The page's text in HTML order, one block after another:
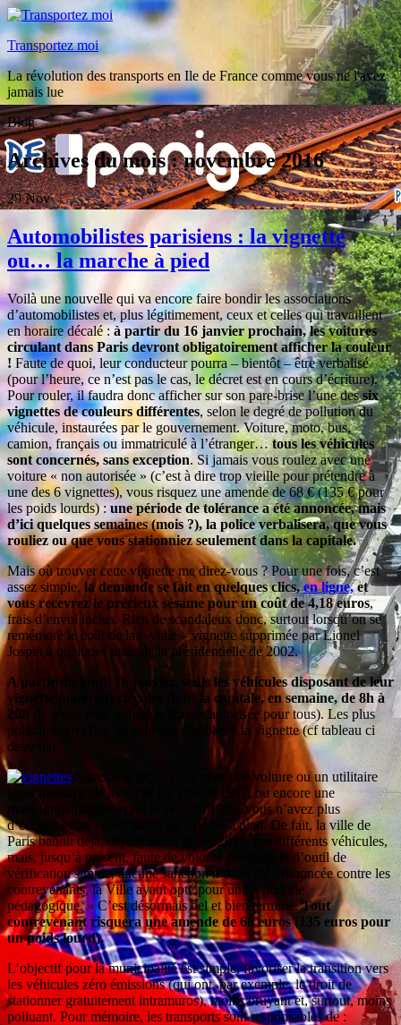
Transportez moi
La révolution des transports en Ile de France comme vous ne l'avez
jamais lue
Blog
Archives du mois :novembre 2016
29Nov
Automobilistes parisiens : la vignette
ou… la marche à pied
Voilà une nouvelle qui va encore faire bondir les associations
d’automobilistes et, plus légitimement, ceux et celles qui travaillent
en horaire décalé : à partir du 16 janvier prochain, les voitures
circulant dans Paris devront obligatoirement afficher la couleur
! Faute de quoi, leur conducteur pourra – bientôt – être verbalisé
(pour l’heure, ce n’est pas le cas, le décret est en cours d’écriture).
Pour rouler, il faudra donc afficher sur son pare-brise l’une dessix
vignettes de couleurs différentes, selon le degré de pollution du
véhicule, instaurées par le gouvernement. Voiture, moto, bus,
camion, français ou immatriculé à l’étranger…tous les véhicules
sont concernés, sans exception. Si jamais vous roulez avec une
voiture « non autorisée » (c’est à dire trop vieille pour prétendre à
une des 6 vignettes), vous risquez une amende de 68 € (135 € pour
les poids lourds) : une période de tolérance a été annoncée, mais
d’ici quelques semaines (mois ?), la police verbalisera, que vous
rouliez ou que vous stationniez seulement dans la capitale.
Mais où trouver cette vignette me direz-vous ? Pour une fois, c’est
assez simple, la demande se fait en quelques clics,en ligne,et
vous recevrez le précieux sésame pour un coût de 4,18 euros,
frais d’envoi inclus. Rien de scandaleux donc, surtout lorsqu’on se
remémore le coût de la – vraie – vignette supprimée par Lionel
Jospin à quelques mois de la présidentielle de 2002.
A partir du lundi 16 janvier, seuls les véhicules disposant de leur
vignette pourront circuler dans la capitale, en semaine, de 8h à
20h (le week-end, pollution libre et autorisée pour tous). Les plus
polluants, en effet, ne sont pas éligibles à la vignette (cf tableau ci
dessous).
Autrement dit, si vous avez une voiture ou un utilitaire
léger immatriculé avant le 1er janvier 1997, ou encore une
moto immatriculée avant le 1er juin 1999, vous n’avez plus
d’échappatoire : c’est métro ou marche à pied. De fait, la ville de
Paris bannit déjà, depuis le 1er juillet 2016, ces différents véhicules,
mais, jusqu’à présent, faute de volonté politique et d’outil de
vérification simple, aucune sanction n’avait été prononcée contre les
contrevenants, la Ville ayant opté pour une « période
pédagogique. » C’est désormais bel et bien terminé.Tout
contrevenant risquera une amende de 68 euros (135 euros pour
un poids lourd).
L’objectif pour la municipalité est simple, favoriser la transition vers
les véhicules zéro émissions (qui ont, par exemple, le droit de
stationner gratuitement intramuros), moins bruyant et, surtout, moins
polluant. Pour mémoire, les transports sont responsables de :